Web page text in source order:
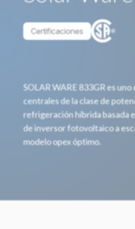
Certificaciones
SOLAR WARE 833GR es
centrales de la clase de
refrigeración híbrida basada
de inversor fotovoltaico a
modelo opex óptimo.